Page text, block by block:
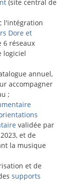
(site central de
l'intégration
Dore et
6 réseaux
logiciel
annuel,
accompagner
;
validée par
et de
la musique
et de
supports